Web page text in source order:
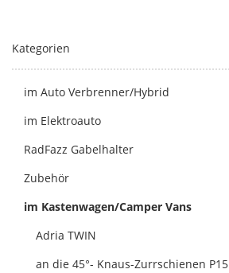
Kategorien
im Auto Verbrenner/Hybrid
im Elektroauto
RadFazz Gabelhalter
Zubehör
im Kastenwagen/Camper Vans
Adria TWIN
an die 45°- Knaus-Zurrschienen P15